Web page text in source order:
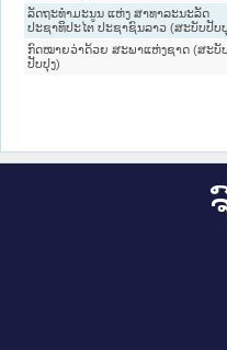
ລັດຖະທຳມະນູນ ແຫ່ງ ສາທາລະນະລັດ
ປະຊາທິປະໄຕ ປະຊາຊົນລາວ (ສະບັບປັບ
ກົດໝາຍວ່າດ້ວຍ ສະພາແຫ່ງຊາດ (ສະບັບ
ປັບປຸງ)